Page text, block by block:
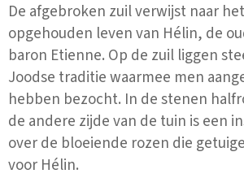
De afgebroken zuil verwijst naar
opgehouden leven van Hélin, de
baron Etienne. Op de zuil liggen
Joodse traditie waarmee men
hebben bezocht. In de stenen
de andere zijde van de tuin is een
over de bloeiende rozen die
voor Hélin.